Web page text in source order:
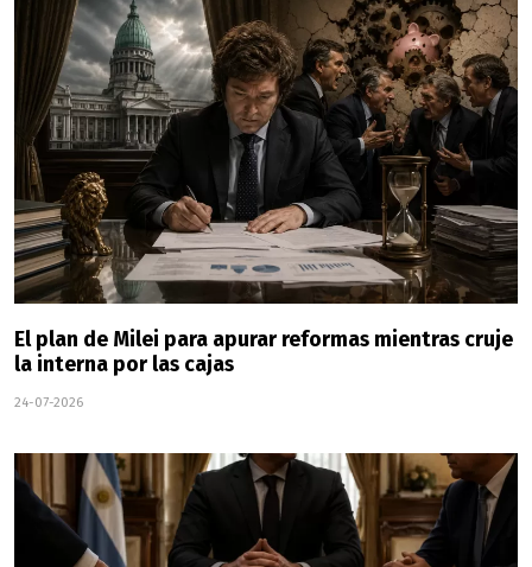
El plan de Milei para apurar reformas mientras cruje
la interna por las cajas
24-07-2026